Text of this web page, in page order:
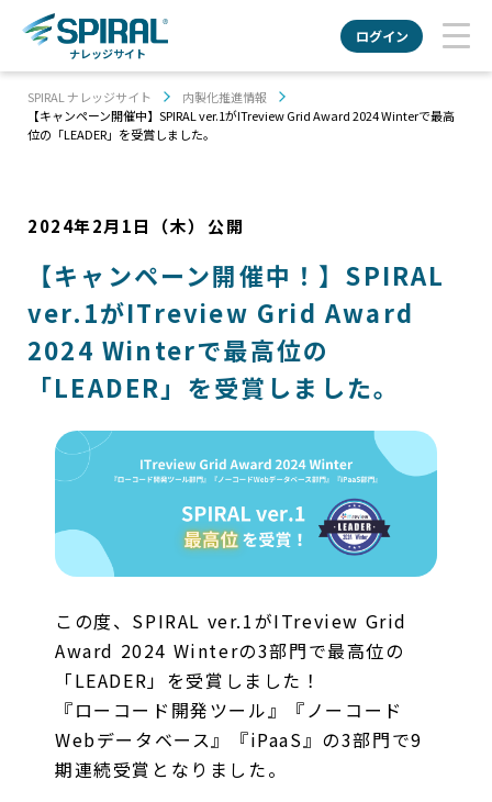
ナレッジサイト
ログイン
SPIRAL ナレッジサイト
内製化推進情報
【キャンペーン開催中】SPIRAL ver.1がITreview Grid Award 2024 Winterで最高
位の「LEADER」を受賞しました。
2024年2月1日（木） 公開
【キャンペーン開催中！】SPIRAL
ver.1がITreview Grid Award
2024 Winterで最高位の
「LEADER」を受賞しました。
この度、SPIRAL ver.1がITreview Grid
Award 2024 Winterの3部門で最高位の
「LEADER」を受賞しました！
『ローコード開発ツール』『ノーコード
Webデータベース』『iPaaS』の3部門で9
期連続受賞となりました。